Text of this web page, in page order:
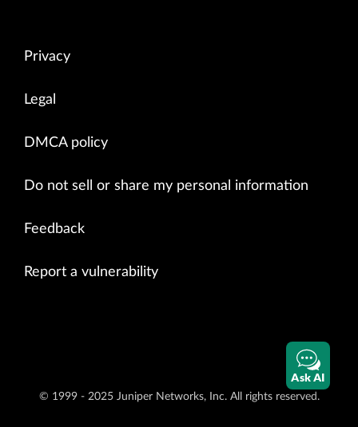
Privacy
Legal
DMCA policy
Do not sell or share my personal information
Feedback
Report a vulnerability
© 1999 - 2025 Juniper Networks, Inc. All rights reserved.
Ask AI